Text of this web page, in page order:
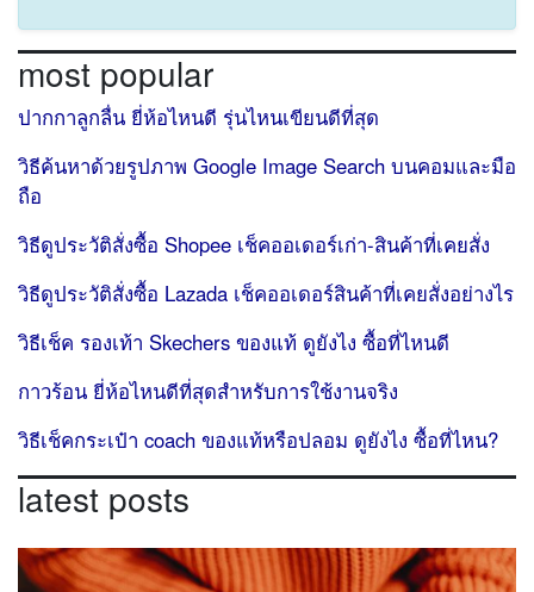
most popular
ปากกาลูกลื่น ยี่ห้อไหนดี รุ่นไหนเขียนดีที่สุด
วิธีค้นหาด้วยรูปภาพ Google Image Search บนคอมและมือ
ถือ
วิธีดูประวัติสั่งซื้อ Shopee เช็คออเดอร์เก่า-สินค้าที่เคยสั่ง
วิธีดูประวัติสั่งซื้อ Lazada เช็คออเดอร์สินค้าที่เคยสั่งอย่างไร
วิธีเช็ค รองเท้า Skechers ของแท้ ดูยังไง ซื้อที่ไหนดี
กาวร้อน ยี่ห้อไหนดีที่สุดสำหรับการใช้งานจริง
วิธีเช็คกระเป๋า coach ของแท้หรือปลอม ดูยังไง ซื้อที่ไหน?
latest posts